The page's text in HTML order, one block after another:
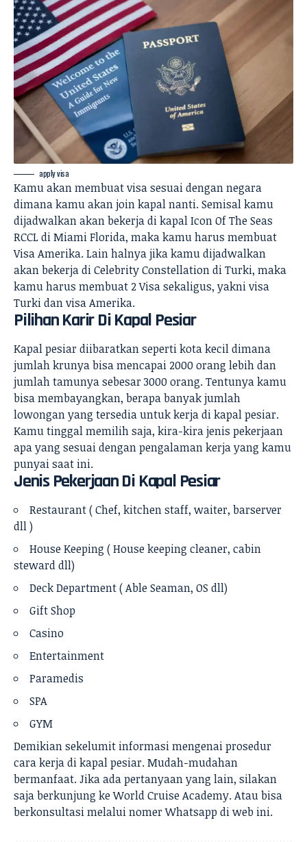
apply visa
Kamu akan membuat visa sesuai dengan negara
dimana kamu akan join kapal nanti. Semisal kamu
dijadwalkan akan bekerja di kapal Icon Of The Seas
RCCLdi Miami Florida, maka kamu harus membuat
Visa Amerika. Lain halnya jika kamu dijadwalkan
akan bekerja di Celebrity Constellation di Turki, maka
kamu harus membuat 2 Visa sekaligus, yakni visa
Turki dan visa Amerika.
Pilihan Karir Di Kapal Pesiar
Kapal pesiar diibaratkan seperti kota kecil dimana
jumlah krunya bisa mencapai 2000 orang lebih dan
jumlah tamunya sebesar 3000 orang. Tentunya kamu
bisa membayangkan, berapa banyak jumlah
lowongan yang tersedia untuk kerja di kapal pesiar.
Kamu tinggal memilih saja, kira-kira jenis pekerjaan
apa yang sesuai dengan pengalaman kerja yang kamu
punyai saat ini.
Jenis Pekerjaan Di Kapal Pesiar
Restaurant ( Chef, kitchen staff, waiter, barserver
dll )
House Keeping ( House keeping cleaner, cabin
steward dll)
Deck Department ( Able Seaman, OS dll)
Gift Shop
Casino
Entertainment
Paramedis
SPA
GYM
Demikian sekelumit informasi mengenai prosedur
cara kerja di kapal pesiar. Mudah-mudahan
bermanfaat. Jika ada pertanyaan yang lain, silakan
saja berkunjung keWorld Cruise Academy. Atau bisa
berkonsultasi melalui nomer Whatsapp di web ini.